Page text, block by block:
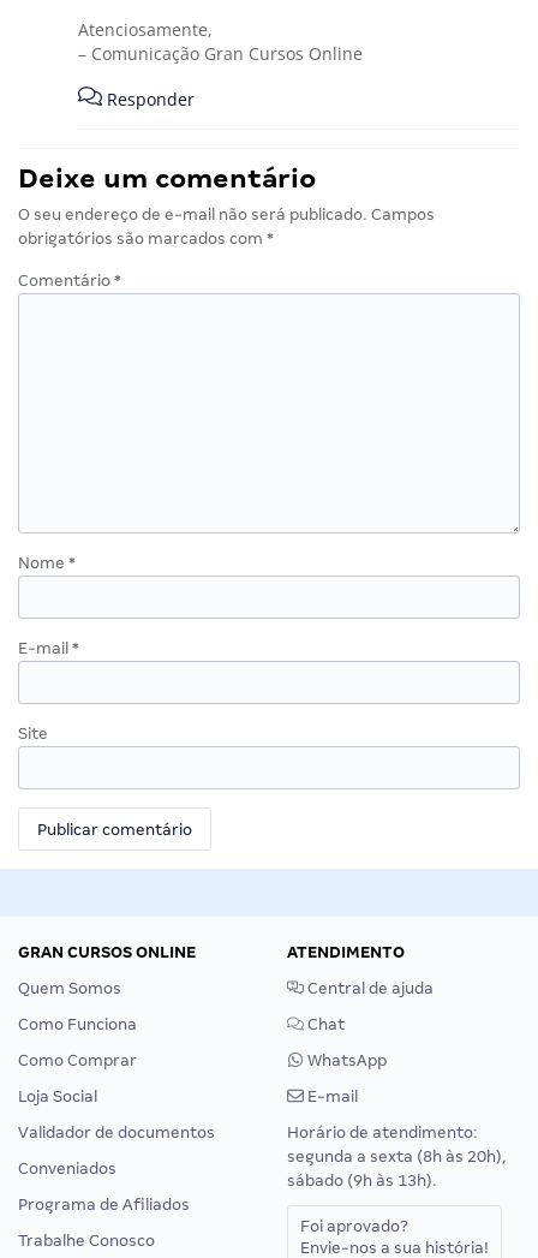
Atenciosamente,
– Comunicação Gran Cursos Online
Responder
Deixe um comentário
O seu endereço de e-mail não será publicado. Campos
obrigatórios são marcados com *
Comentário *
Nome *
E-mail *
Site
GRAN CURSOS ONLINE
Quem Somos
Como Funciona
Como Comprar
Loja Social
Validador de documentos
Conveniados
Programa de Afiliados
Trabalhe Conosco
ATENDIMENTO
Central de ajuda
Chat
WhatsApp
E-mail
Horário de atendimento:
segunda a sexta (8h às 20h),
sábado (9h às 13h).
Foi aprovado?
Envie-nos a sua história!